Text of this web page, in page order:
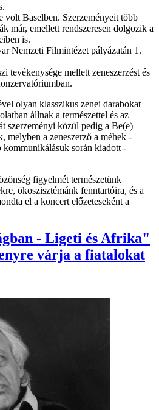
volt Baselben. Szerzeményeit több
már, emellett rendszeresen dolgozik a
is.
Nemzeti Filmintézet pályázatán 1.
tevékenysége mellett zeneszerzést és
olyan klasszikus zenei darabokat
állnak a természettel és az
szerzeményi közül pedig a Be(e)
melyben a zeneszerző a méhek -
kommunikálásuk során kiadott -
figyelmét természetünk
ökoszisztémánk fenntartóira, és a
el a koncert előzeteseként a
- Ligeti és Afrika"
várja a fiatalokat